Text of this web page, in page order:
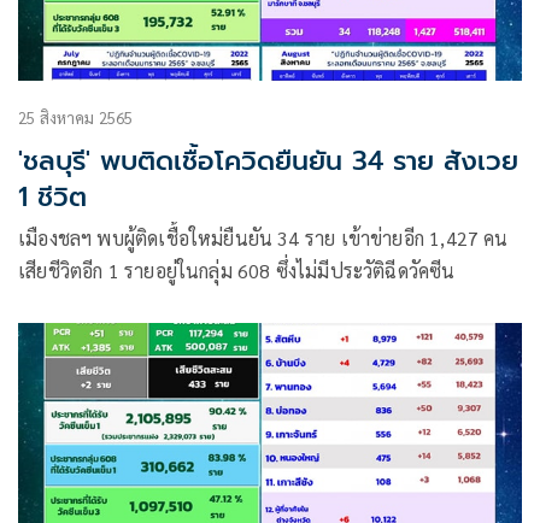
25 สิงหาคม 2565
'ชลบุรี' พบติดเชื้อโควิดยืนยัน 34 ราย สังเวย
1 ชีวิต
เมืองชลฯ พบผู้ติดเชื้อใหม่ยืนยัน 34 ราย เข้าข่ายอีก 1,427 คน
เสียชีวิตอีก 1 รายอยู่ในกลุ่ม 608 ซึ่งไม่มีประวัติฉีดวัคซีน